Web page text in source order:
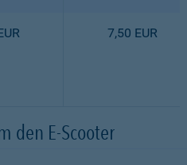
7,50 EUR
den E-Scooter